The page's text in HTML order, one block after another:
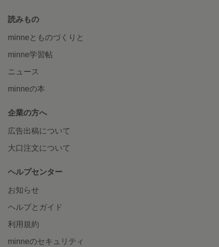
読みもの
minneとものづくりと
minne学習帖
ニュース
minneの本
企業の方へ
広告出稿について
大口注文について
ヘルプセンター
お知らせ
ヘルプとガイド
利用規約
minneのセキュリティ